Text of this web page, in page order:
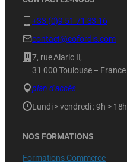
+33 (0)9 51 71 33 16
contact@cofordis.com
7, rue Alaric II,
31 000 Toulouse – France
plan d’accès
Lundi > vendredi : 9h > 18h
NOS FORMATIONS
Formations Commerce